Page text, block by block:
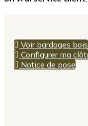
Voir bardages bois
Configurer ma
Notice de pose